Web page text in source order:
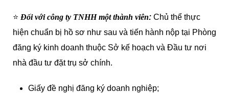
⭐️ Đối với công ty TNHH một thành viên: Chủ thể thực
hiện chuẩn bị hồ sơ như sau và tiến hành nộp tại Phòng
đăng ký kinh doanh thuộc Sở kế hoạch và Đầu tư nơi
nhà đầu tư đặt trụ sở chính.
Giấy đề nghị đăng ký doanh nghiệp;